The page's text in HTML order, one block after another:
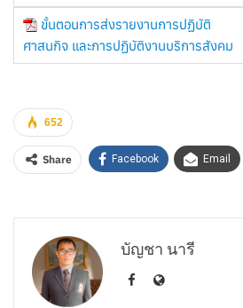
ขั้นตอนการส่งรายงานการปฏิบัติ
ศาสนกิจ และการปฏิบัติงานบริการสังคม
652
Share Facebook Email
บัญชา นารี